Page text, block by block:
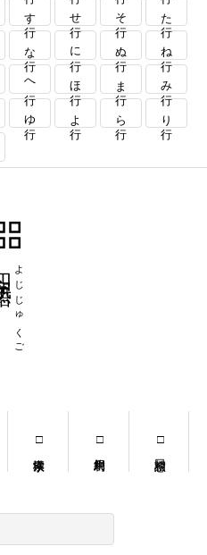
す行 せ行 そ行 た行
な行 に行 ぬ行 ね行
へ行 ほ行 ま行 み行
ゆ行 よ行 ら行 り行
よじじゅくご